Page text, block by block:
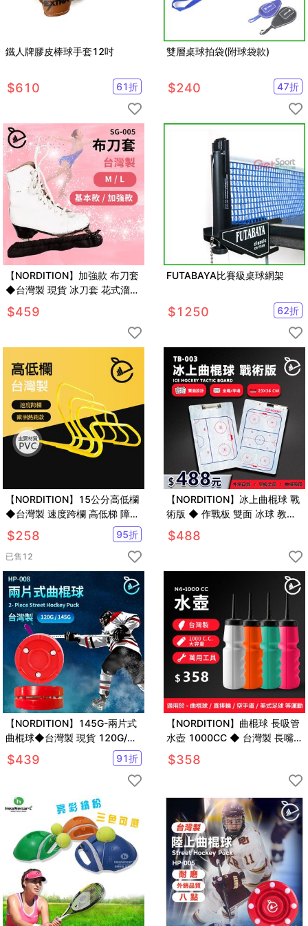
鐵人牌膠皮棒球手套12吋
$610 61折
雙層桌球拍袋(附球袋款)
$240 47折
【NORDITION】加強款 布刀套
◆台灣製 現貨 冰刀套 花式溜冰
曲棍球 吸水 鞋套 保護套 冰球
另Bauer
$459
FUTABAYA比賽級桌球網架
$1250 62折
【NORDITION】15公分高低欄
◆台灣製 速度跨欄 高低梯 障礙
欄 跳格欄 直排輪 足球 田徑 敏
捷度 團康 另三角錐
$258 95折
已售 12
【NORDITION】冰上曲棍球 戰
術版 ◆ 作戰板 雙面 冰球 教練
球隊 系隊專用 教練版 全場 半場
教學版
$488
【NORDITION】145G-兩片式
曲棍球◆台灣製 現貨 120G/
145G控球 打擊 冰球 球餅 陸上
曲棍球
$439 91折
【NORDITION】曲棍球 長吸管
水壺 1000CC ◆ 台灣製 長嘴
水壺 適用曲棍球 空手道 外銷品
質 運動水瓶
$358